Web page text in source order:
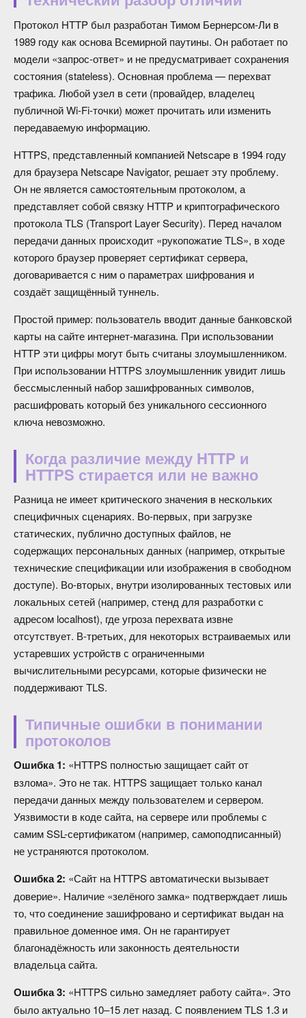
Протокол HTTP был разработан Тимом Бернерсом-Ли в
1989 году как основа Всемирной паутины. Он работает по
модели «запрос-ответ» и не предусматривает сохранения
состояния (stateless). Основная проблема — перехват
трафика. Любой узел в сети (провайдер, владелец
публичной Wi-Fi-точки) может прочитать или изменить
передаваемую информацию.
HTTPS, представленный компанией Netscape в 1994 году
для браузера Netscape Navigator, решает эту проблему.
Он не является самостоятельным протоколом, а
представляет собой связку HTTP и криптографического
протокола TLS (Transport Layer Security). Перед началом
передачи данных происходит «рукопожатие TLS», в ходе
которого браузер проверяет сертификат сервера,
договаривается с ним о параметрах шифрования и
создаёт защищённый туннель.
Простой пример: пользователь вводит данные банковской
карты на сайте интернет-магазина. При использовании
HTTP эти цифры могут быть считаны злоумышленником.
При использовании HTTPS злоумышленник увидит лишь
бессмысленный набор зашифрованных символов,
расшифровать который без уникального сессионного
ключа невозможно.
Когда различие между HTTP и
HTTPS стирается или не важно
Разница не имеет критического значения в нескольких
специфичных сценариях. Во-первых, при загрузке
статических, публично доступных файлов, не
содержащих персональных данных (например, открытые
технические спецификации или изображения в свободном
доступе). Во-вторых, внутри изолированных тестовых или
локальных сетей (например, стенд для разработки с
адресом localhost), где угроза перехвата извне
отсутствует. В-третьих, для некоторых встраиваемых или
устаревших устройств с ограниченными
вычислительными ресурсами, которые физически не
поддерживают TLS.
Типичные ошибки в понимании
протоколов
Ошибка 1: «HTTPS полностью защищает сайт от
взлома». Это не так. HTTPS защищает только канал
передачи данных между пользователем и сервером.
Уязвимости в коде сайта, на сервере или проблемы с
самим SSL-сертификатом (например, самоподписанный)
не устраняются протоколом.
Ошибка 2: «Сайт на HTTPS автоматически вызывает
доверие». Наличие «зелёного замка» подтверждает лишь
то, что соединение зашифровано и сертификат выдан на
правильное доменное имя. Он не гарантирует
благонадёжность или законность деятельности
владельца сайта.
Ошибка 3: «HTTPS сильно замедляет работу сайта». Это
было актуально 10–15 лет назад. С появлением TLS 1.3 и